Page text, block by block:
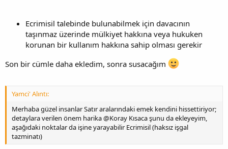
Ecrimisil talebinde bulunabilmek için davacının
taşınmaz üzerinde mülkiyet hakkına veya hukuken
korunan bir kullanım hakkına sahip olması gerekir
Son bir cümle daha ekledim, sonra susacağım
Yamci' Alıntı:
Merhaba güzel insanlar Satır aralarındaki emek kendini hissettiriyor;
detaylara verilen önem harika @Koray Kısaca şunu da ekleyeyim,
aşağıdaki noktalar da işine yarayabilir Ecrimisil (haksız işgal
tazminatı)